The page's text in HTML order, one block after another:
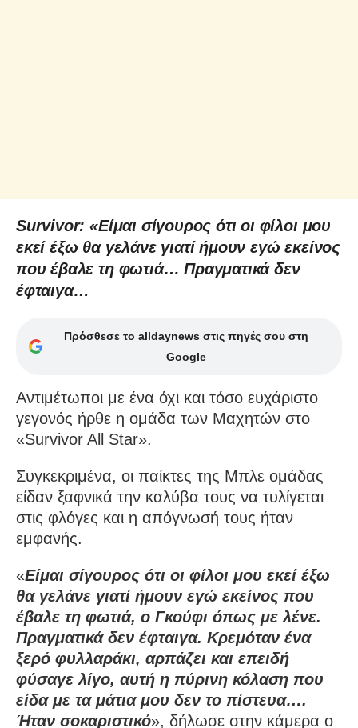
Survivor: «Είμαι σίγουρος ότι οι φίλοι μου
εκεί έξω θα γελάνε γιατί ήμουν εγώ εκείνος
που έβαλε τη φωτιά… Πραγματικά δεν
έφταιγα…
Πρόσθεσε το alldaynews στις πηγές σου στη
Google
Αντιμέτωποι με ένα όχι και τόσο ευχάριστο
γεγονός ήρθε η ομάδα των Μαχητών στο
«Survivor All Star».
Συγκεκριμένα, οι παίκτες της Μπλε ομάδας
είδαν ξαφνικά την καλύβα τους να τυλίγεται
στις φλόγες και η απόγνωσή τους ήταν
εμφανής.
«Είμαι σίγουρος ότι οι φίλοι μου εκεί έξω
θα γελάνε γιατί ήμουν εγώ εκείνος που
έβαλε τη φωτιά, ο Γκούφι όπως με λένε.
Πραγματικά δεν έφταιγα. Κρεμόταν ένα
ξερό φυλλαράκι, αρπάζει και επειδή
φύσαγε λίγο, αυτή η πύρινη κόλαση που
είδα με τα μάτια μου δεν το πίστευα….
Ήταν σοκαριστικό», δήλωσε στην κάμερα ο